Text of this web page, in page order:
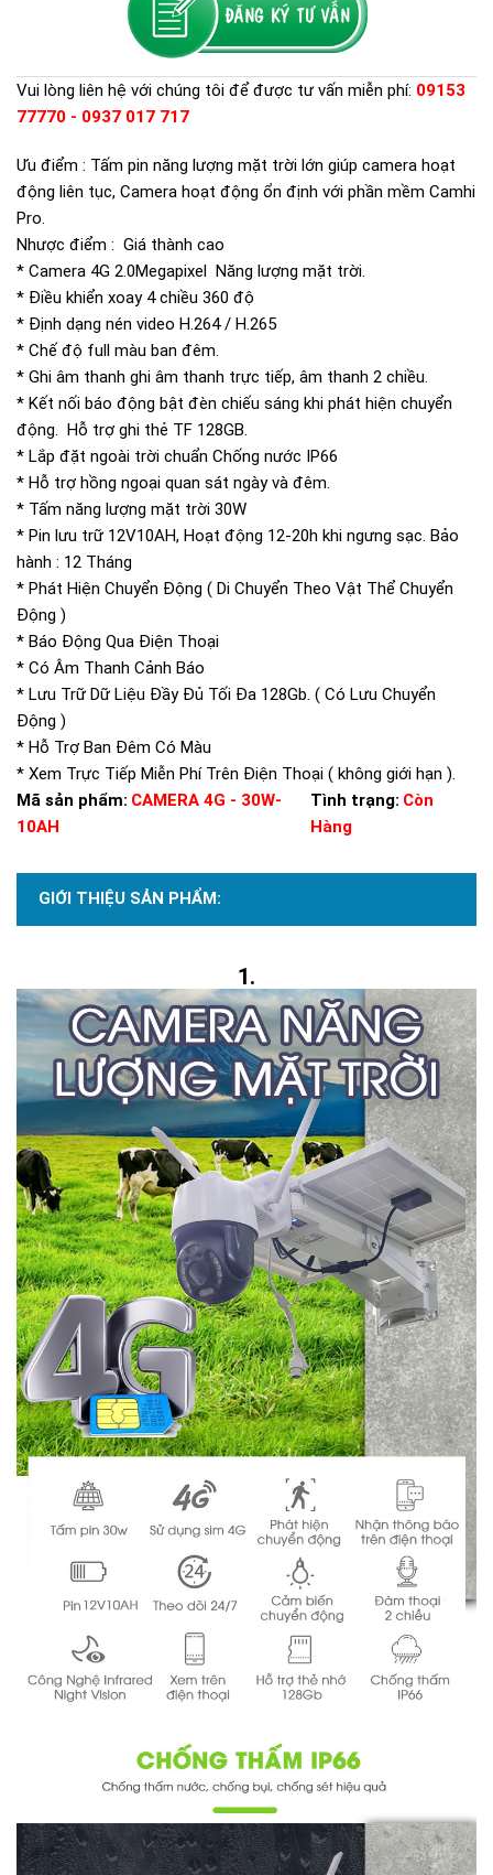
Vui lòng liên hệ với chúng tôi để được tư vấn miễn phí: 09153
77770 - 0937 017 717
Ưu điểm : Tấm pin năng lượng mặt trời lớn giúp camera hoạt
động liên tục, Camera hoạt động ổn định với phần mềm Camhi
Pro.
Nhược điểm : Giá thành cao
* Camera 4G 2.0Megapixel Năng lượng mặt trời.
* Điều khiển xoay 4 chiều 360 độ
* Định dạng nén video H.264 / H.265
* Chế độ full màu ban đêm.
* Ghi âm thanh ghi âm thanh trực tiếp, âm thanh 2 chiều.
* Kết nối báo động bật đèn chiếu sáng khi phát hiện chuyển
động. Hỗ trợ ghi thẻ TF 128GB.
* Lắp đặt ngoài trời chuẩn Chống nước IP66
* Hỗ trợ hồng ngoại quan sát ngày và đêm.
* Tấm năng lượng mặt trời 30W
* Pin lưu trữ 12V10AH, Hoạt động 12-20h khi ngưng sạc. Bảo
hành : 12 Tháng
* Phát Hiện Chuyển Động ( Di Chuyển Theo Vật Thể Chuyển
Động )
* Báo Động Qua Điện Thoại
* Có Âm Thanh Cảnh Báo
* Lưu Trữ Dữ Liệu Đầy Đủ Tối Đa 128Gb. ( Có Lưu Chuyển
Động )
* Hỗ Trợ Ban Đêm Có Màu
* Xem Trực Tiếp Miễn Phí Trên Điện Thoại ( không giới hạn ).
Mã sản phẩm: CAMERA 4G - 30W-
10AH
Tình trạng: Còn
Hàng
GIỚI THIỆU SẢN PHẨM: